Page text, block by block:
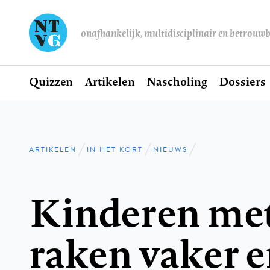
onafhankelijk, multidisciplinair en
Hoofdnavigatie
Home
Quizzen Artikelen Nascholing Dossiers
Kruimelpad
ARTIKELEN IN HET KORT NIEUWS
Kinderen
raken vaker